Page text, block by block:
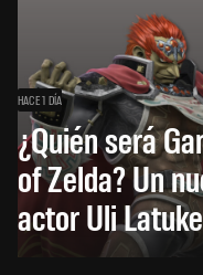
HACE 1 DÍA
¿Quién será
of Zelda? Un
actor Uli